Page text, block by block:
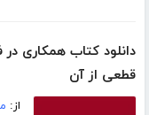
دانلود کتاب همکاری
قطعی از آن
از: